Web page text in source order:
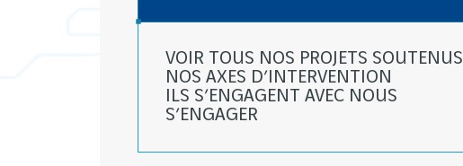
VOIR TOUS NOS PROJETS SOUTENUS
NOS AXES D’INTERVENTION
ILS S’ENGAGENT AVEC NOUS
S’ENGAGER